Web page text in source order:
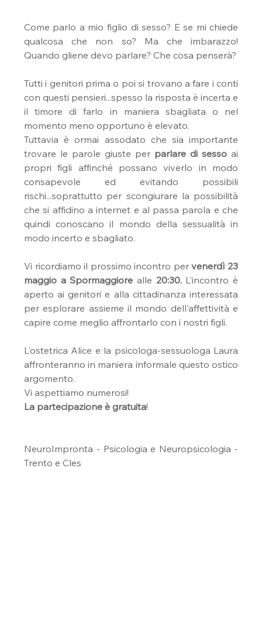
Come parlo a mio figlio di sesso? E se mi chiede
qualcosa che non so? Ma che imbarazzo!
Quando gliene devo parlare? Che cosa penserà?
Tutti i genitori prima o poi si trovano a fare i conti
con questi pensieri...spesso la risposta è incerta e
il timore di farlo in maniera sbagliata o nel
momento meno opportuno è elevato.
Tuttavia è ormai assodato che sia importante
trovare le parole giuste per parlare di sesso ai
propri figli affinché possano viverlo in modo
consapevole ed evitando possibili
rischi...soprattutto per scongiurare la possibilità
che si affidino a internet e al passa parola e che
quindi conoscano il mondo della sessualità in
modo incerto e sbagliato.
Vi ricordiamo il prossimo incontro per venerdì 23
maggio a Spormaggiore alle 20:30. L'incontro è
aperto ai genitori e alla cittadinanza interessata
per esplorare assieme il mondo dell'affettività e
capire come meglio affrontarlo con i nostri figli.
L'ostetrica Alice e la psicologa-sessuologa Laura
affronteranno in maniera informale questo ostico
argomento.
Vi aspettiamo numerosi!
La partecipazione è gratuita!
NeuroImpronta - Psicologia e Neuropsicologia -
Trento e Cles